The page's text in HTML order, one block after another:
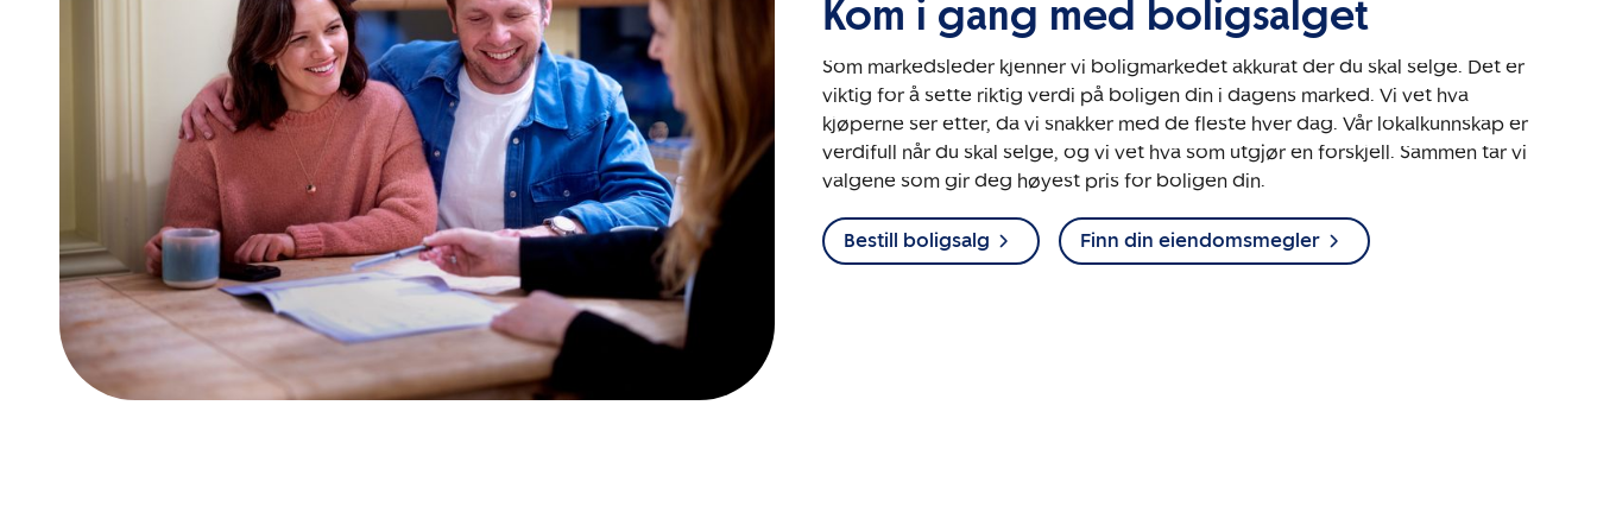
Kom i gang med boligsalget
Som markedsleder kjenner vi boligmarkedet akkurat der du skal selge. Det er
viktig for å sette riktig verdi på boligen din i dagens marked. Vi vet hva
kjøperne ser etter, da vi snakker med de fleste hver dag. Vår lokalkunnskap er
verdifull når du skal selge, og vi vet hva som utgjør en forskjell. Sammen tar vi
valgene som gir deg høyest pris for boligen din.
Bestill boligsalg Finn din eiendomsmegler